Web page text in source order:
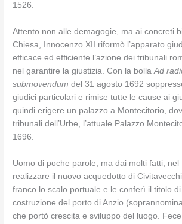
1526.
Attento non alle demagogie, ma ai concreti
Chiesa, Innocenzo XII riformò l’apparato
efficace ed efficiente l’azione dei tribunali
nel garantire la giustizia. Con la bollaAd
submovendum del 31 agosto 1692
giudici particolari e rimise tutte le cause ai
quindi erigere un palazzo a Montecitorio,
tribunali dell’Urbe, l’attuale Palazzo
1696.
Uomo di poche parole, ma dai molti fatti, nel
realizzare il nuovo acquedotto di
franco lo scalo portuale e le conferì il titolo
costruzione del porto di Anzio
che portò crescita e sviluppo del luogo.